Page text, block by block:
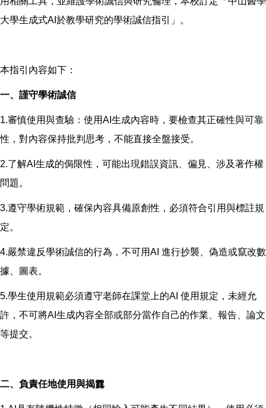
大學生成式AI於教學研究的學術誠信指引」。
本指引內容如下：
一、謹守學術誠信
1.審慎使用與查驗：使用AI生成內容時，要檢查其正確性與可靠
性，對內容保持批判思考，不能直接全盤接受。
2.了解AI生成的侷限性，可能出現錯誤資訊、偏見、涉及著作權
問題。
3.遵守學術規範，確保內容具備原創性，必須符合引用與標註規
定。
4.嚴禁違反學術誠信的行為，不可用AI 進行抄襲、偽造或竄改數
據、圖表。
5.學生使用規範必須遵守老師在課堂上的AI 使用規定，未經允
許，不可將AI生成內容全部或部分當作自己的作業、報告、論文
等提交。
二、負責任地使用與揭露